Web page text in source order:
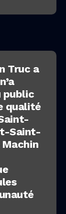
Truc a
public
qualité
Saint-